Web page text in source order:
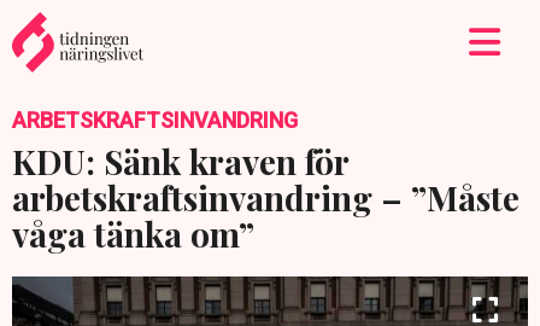
ARBETSKRAFTSINVANDRING
KDU: Sänk kraven för
arbetskraftsinvandring – ”Måste
våga tänka om”